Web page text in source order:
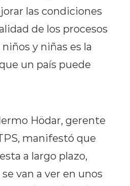
las condiciones
de los procesos
y niñas es la
un país puede
Hödar, gerente
manifestó que
a largo plazo,
van a ver en unos